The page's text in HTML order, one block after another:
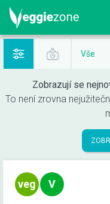
Vše
Zobrazují se
To není zrovna